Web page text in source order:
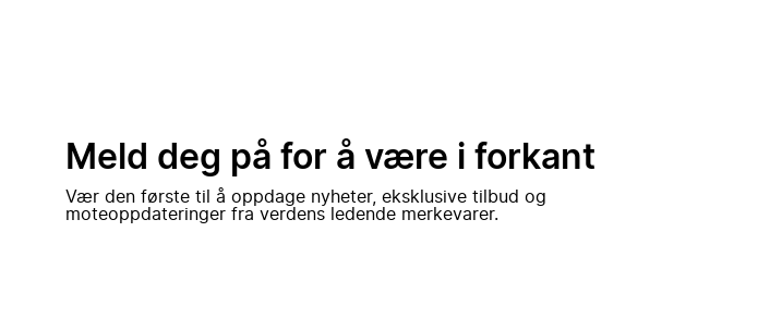
Meld deg på for å være i forkant
Vær den første til å oppdage nyheter, eksklusive tilbud og
moteoppdateringer fra verdens ledende merkevarer.